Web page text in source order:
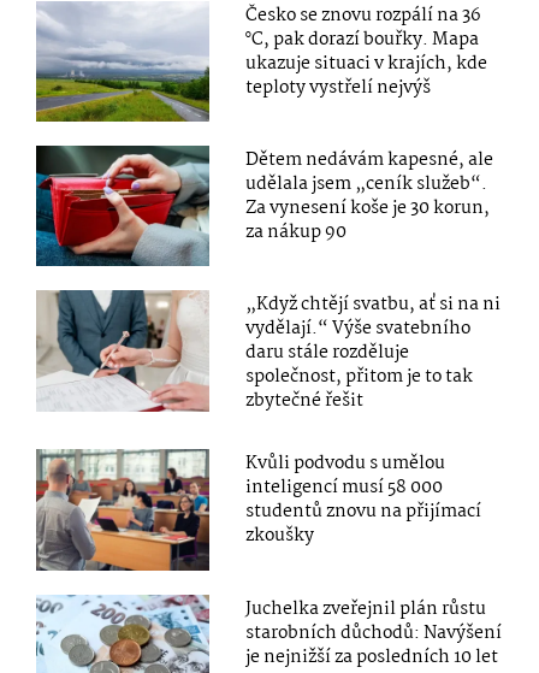
Česko se znovu rozpálí na 36
°C, pak dorazí bouřky. Mapa
ukazuje situaci v krajích, kde
teploty vystřelí nejvýš
Dětem nedávám kapesné, ale
udělala jsem „ceník služeb“.
Za vynesení koše je 30 korun,
za nákup 90
„Když chtějí svatbu, ať si na ni
vydělají.“ Výše svatebního
daru stále rozděluje
společnost, přitom je to tak
zbytečné řešit
Kvůli podvodu s umělou
inteligencí musí 58 000
studentů znovu na přijímací
zkoušky
Juchelka zveřejnil plán růstu
starobních důchodů: Navýšení
je nejnižší za posledních 10 let